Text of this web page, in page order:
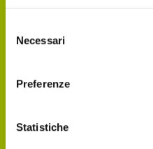
delNecessari
Preferenze
Statistiche
Richiedi il